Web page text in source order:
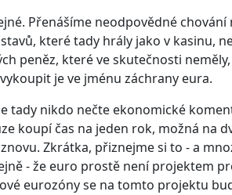
Přenášíme neodpovědné
které tady hrály jako v kasinu,
peněz, které ve skutečnosti
je ve jménu záchrany eura.
tady nikdo nečte ekonomické
koupí čas na jeden rok, možná na
Zkrátka, přiznejme si to - a
- že euro prostě není projektem
eurozóny se na tomto projektu